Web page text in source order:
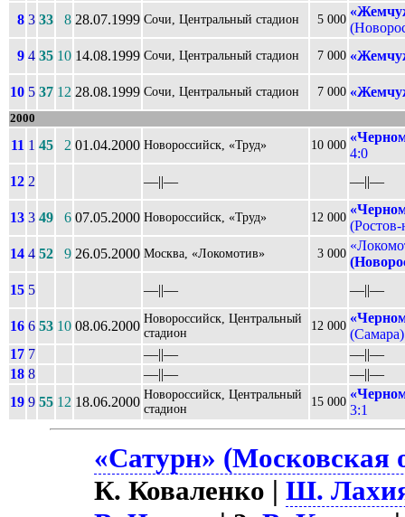
8 3 33 8 28.07.1999 Сочи, Центральный стадион 5 000
9 4 35 10 14.08.1999 Сочи, Центральный стадион 7 000
10 5 37 12 28.08.1999 Сочи, Центральный стадион 7 000
2000
11 1 45 2 01.04.2000 Новороссийск, «Труд» 10 000
4:0
12 2 ––||–– ––||––
13 3 49 6 07.05.2000 Новороссийск, «Труд» 12 000
14 4 52 9 26.05.2000 Москва, «Локомотив» 3 000
15 5 ––||–– ––||––
16 6 53 10 08.06.2000 Новороссийск, Центральный
стадион
12 000
17 7 ––||––
––||––
18 8 ––||––
––||––
19 9 55 12 18.06.2000 Новороссийск, Центральный
стадион
15 000
3:1
«Сатурн» (Московская
К. Коваленко |Ш.